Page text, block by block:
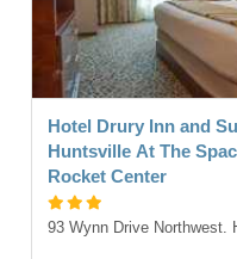
Hotel Drury Inn and
Huntsville At The
Rocket Center
93 Wynn Drive Northwest.